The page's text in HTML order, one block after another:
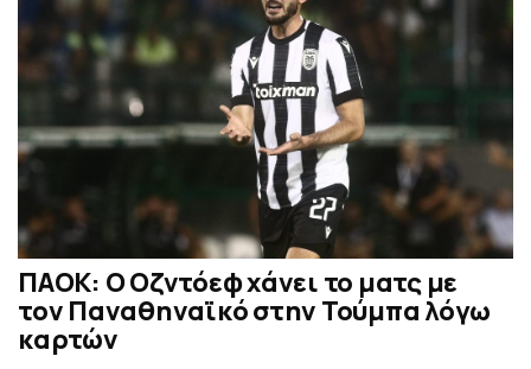
ΠΑΟΚ: Ο Οζντόεφ χάνει το ματς με
τον Παναθηναϊκό στην Τούμπα λόγω
καρτών